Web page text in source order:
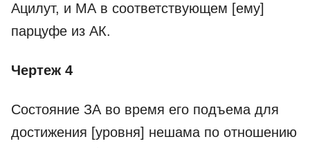
Ацилут, и МА в соответствующем [ему]
парцуфе из АК.
Чертеж 4
Состояние ЗА во время его подъема для
достижения [уровня] нешама по отношению